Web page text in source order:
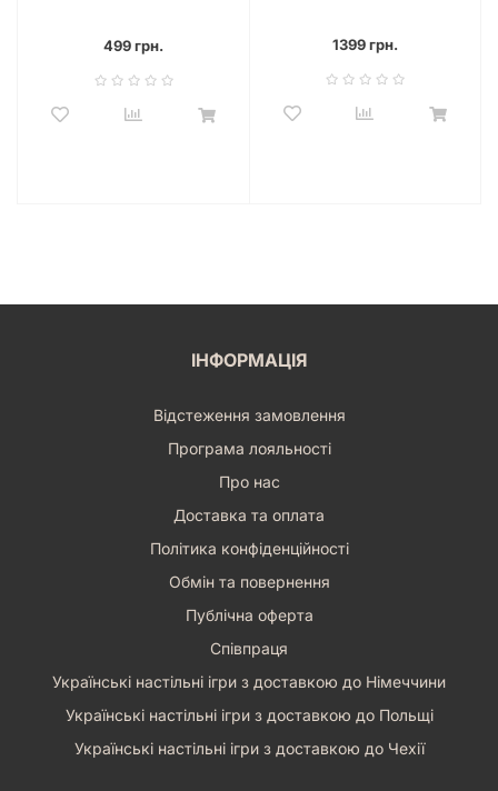
499 грн. 1399 грн.
ІНФОРМАЦІЯ
Відстеження замовлення
Програма лояльності
Про нас
Доставка та оплата
Політика конфіденційності
Обмін та повернення
Публічна оферта
Співпраця
Українські настільні ігри з доставкою до Німеччини
Українські настільні ігри з доставкою до Польщі
Українські настільні ігри з доставкою до Чехії